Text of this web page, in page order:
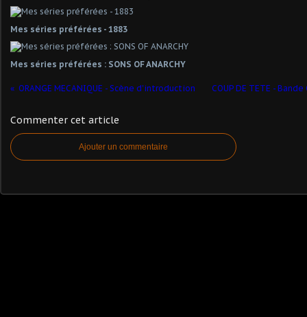
Mes séries préférées - 1883
Mes séries préférées : SONS OF ANARCHY
ORANGE MECANIQUE - Scène d'introduction COUP DE TETE -
Commenter cet article
Ajouter un commentaire